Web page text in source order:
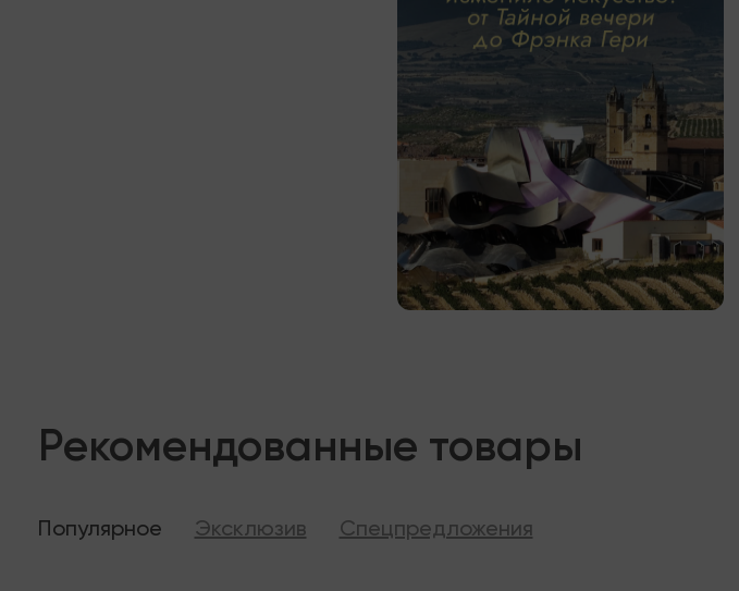
Рекомендованные товары
Популярное Эксклюзив Спецпредложения